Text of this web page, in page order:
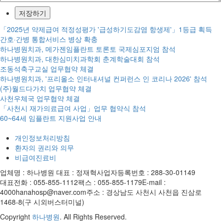
「2025년 약제급여 적정성평가 '급성하기도감염 항생제'」1등급 획득
간호·간병 통합서비스 병상 확충
하나병원치과, 메가젠임플란트 토론토 국제심포지엄 참석
하나병원치과, 대한심미치과학회 춘계학술대회 참석
조동석축구교실 업무협약 체결
하나병원치과, '프리올소 인터내셔널 컨퍼런스 인 코리나 2026' 참석
(주)월드다가치 업무협약 체결
사천우체국 업무협약 체결
「사천시 재가의료급여 사업」업무 협약식 참석
60~64세 임플란트 지원사업 안내
개인정보처리방침
환자의 권리와 의무
비급여진료비
업체명 : 하나병원 대표 : 정재혁사업자등록번호 : 288-30-01149
대표전화 : 055-855-1112팩스 : 055-855-1179E-mail :
4000hanahosp@naver.com주소 : 경상남도 사천시 사천읍 진삼로
1468-8(구 시외버스터미널)
Copyright 하나병원. All Rights Reserved.